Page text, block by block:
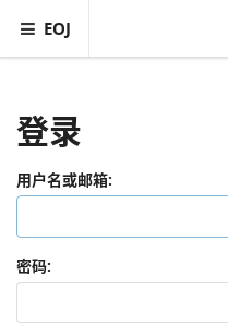
EOJ
登录
用户名或邮箱:
密码: